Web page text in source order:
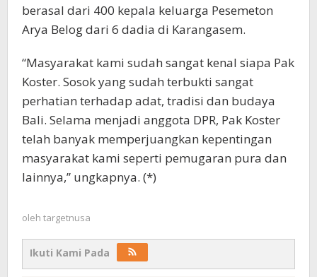
berasal dari 400 kepala keluarga Pesemeton
Arya Belog dari 6 dadia di Karangasem.
“Masyarakat kami sudah sangat kenal siapa Pak
Koster. Sosok yang sudah terbukti sangat
perhatian terhadap adat, tradisi dan budaya
Bali. Selama menjadi anggota DPR, Pak Koster
telah banyak memperjuangkan kepentingan
masyarakat kami seperti pemugaran pura dan
lainnya,” ungkapnya. (*)
oleh targetnusa
Ikuti Kami Pada